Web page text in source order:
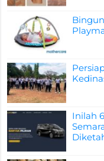
Inilah